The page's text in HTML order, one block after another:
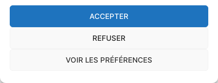
ACCEPTER
REFUSER
VOIR LES PRÉFÉRENCES
du logement, il convient de respecter certaines
règles comme l'utilisation des bois secs, le fait
d'éviter autant que possible lecontact direct entre
, de s'assurer de l'étanchéité des
façades et toitures, de prévoir des aérations en